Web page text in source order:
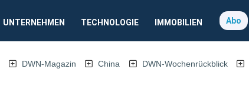
UNTERNEHMEN TECHNOLOGIE IMMOBILIEN Abo
DWN-Magazin China DWN-Wochenrückblick